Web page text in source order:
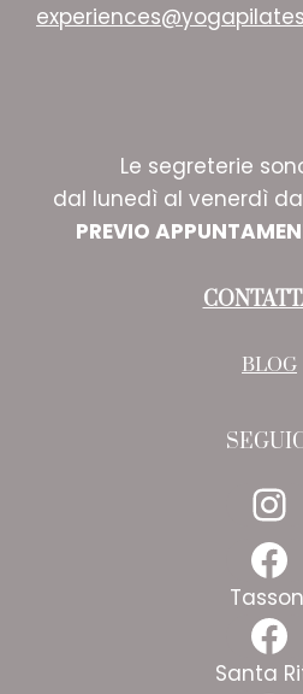
Le segreterie
dal lunedì al venerdì
PREVIO
BLOG
Santa